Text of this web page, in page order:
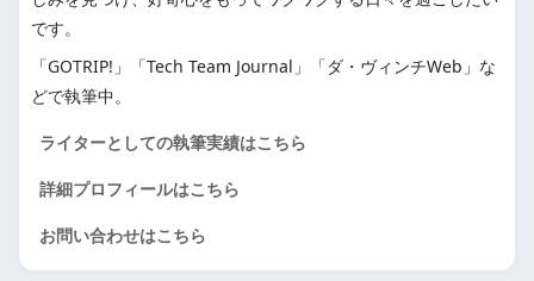
です。
「GOTRIP!」「Tech Team Journal」「ダ・ヴィンチWeb」な
どで執筆中。
ライターとしての執筆実績はこちら
詳細プロフィールはこちら
お問い合わせはこちら